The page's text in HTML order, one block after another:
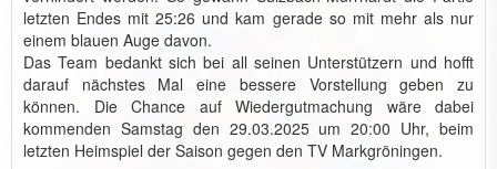
letzten Endes mit 25:26 und kam gerade so mit mehr als nur
einem blauen Auge davon.
Das Team bedankt sich bei all seinen Unterstützern und hofft
darauf nächstes Mal eine bessere Vorstellung geben zu
können. Die Chance auf Wiedergutmachung wäre dabei
kommenden Samstag den 29.03.2025 um 20:00 Uhr, beim
letzten Heimspiel der Saison gegen den TV Markgröningen.